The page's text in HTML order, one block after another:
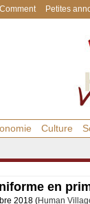
Petites
Culture
en
2018 (Human